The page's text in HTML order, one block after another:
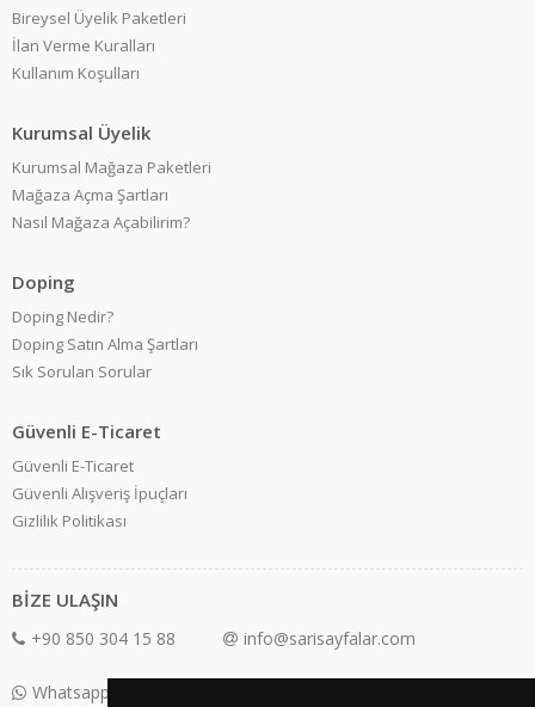
Bireysel Üyelik Paketleri
İlan Verme Kuralları
Kullanım Koşulları
Kurumsal Üyelik
Kurumsal Mağaza Paketleri
Mağaza Açma Şartları
Nasıl Mağaza Açabilirim?
Doping
Doping Nedir?
Doping Satın Alma Şartları
Sık Sorulan Sorular
Güvenli E-Ticaret
Güvenli E-Ticaret
Güvenli Alışveriş İpuçları
Gizlilik Politikası
BİZE ULAŞIN
+90 850 304 15 88 info@sarisayfalar.com
Whatsapp Destek: +90 850 304 15 88